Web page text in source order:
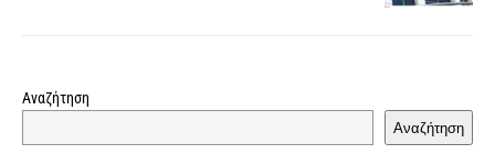
Αναζήτηση
Αναζήτηση